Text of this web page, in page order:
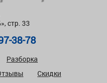
стр. 33
38-78
Разборка
Скидки